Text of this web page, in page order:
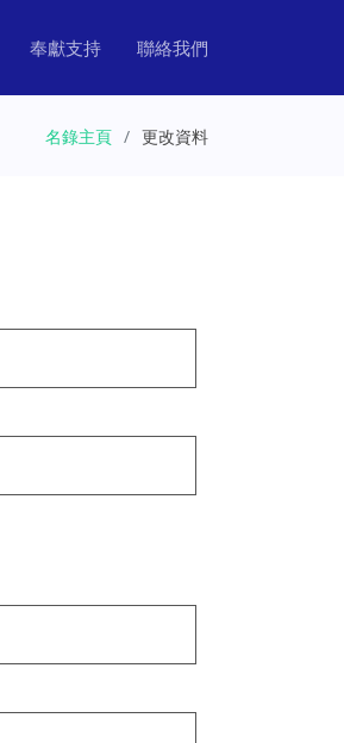
奉獻支持 聯絡我們
名錄主頁 更改資料